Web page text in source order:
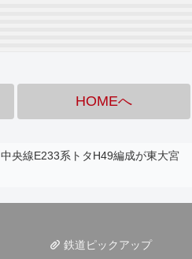
HOMEへ
中央線E233系トタH49編成が東大宮
鉄道ピックアップ